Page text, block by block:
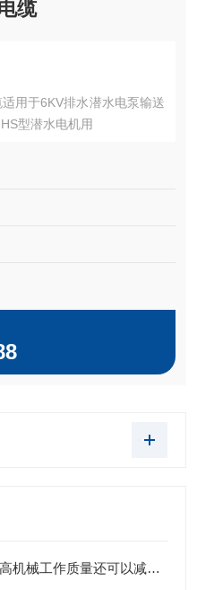
缆
用于6KV排水潜水电泵输送
型潜水电机用
一根好的天车电缆不仅可以提高机械工作质量还可以减少机械磨损